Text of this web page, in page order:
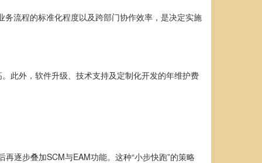
流程的标准化程度以及跨部门协作效率，是决定实施
此外，软件升级、技术支持及定制化开发的年维护费
逐步叠加SCM与EAM功能。这种“小步快跑”的策略